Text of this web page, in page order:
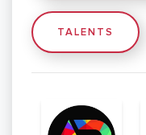
TALENTS